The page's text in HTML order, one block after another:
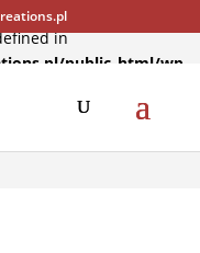
in
public_html/wp-